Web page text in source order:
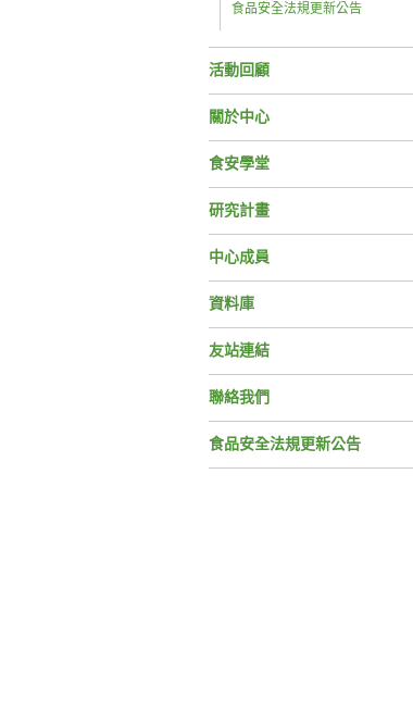
食品安全法規更新公告
活動回顧
關於中心
食安學堂
研究計畫
中心成員
資料庫
友站連結
聯絡我們
食品安全法規更新公告